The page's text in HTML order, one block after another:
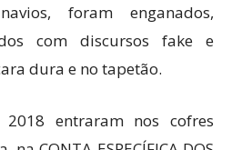
foram enganados,
com discursos fake e
dura e no tapetão.
entraram nos cofres